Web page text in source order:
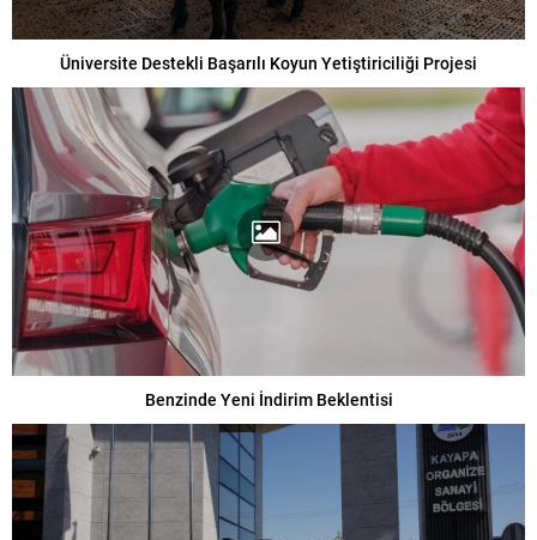
Üniversite Destekli Başarılı Koyun Yetiştiriciliği Projesi
Benzinde Yeni İndirim Beklentisi